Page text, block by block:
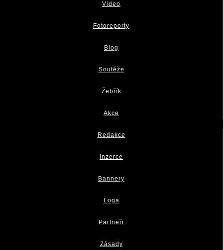
Video
Fotoreporty
Blog
Soutěže
Žebřík
Akce
Redakce
Inzerce
Bannery
Loga
Partneři
Zásady